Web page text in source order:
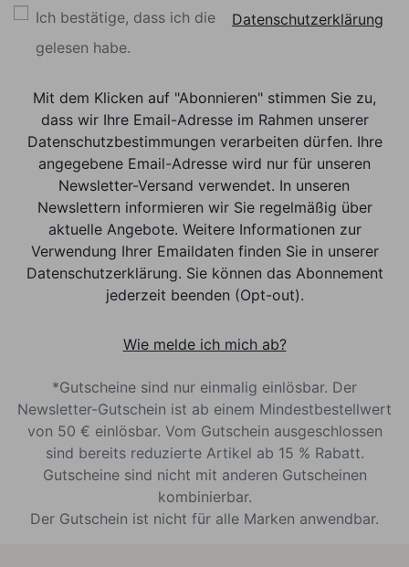
Ich bestätige, dass ich die
Datenschutzerklärung
gelesen habe.
Mit dem Klicken auf "Abonnieren" stimmen Sie zu,
dass wir Ihre Email-Adresse im Rahmen unserer
Datenschutzbestimmungen verarbeiten dürfen. Ihre
angegebene Email-Adresse wird nur für unseren
Newsletter-Versand verwendet. In unseren
Newslettern informieren wir Sie regelmäßig über
aktuelle Angebote. Weitere Informationen zur
Verwendung Ihrer Emaildaten finden Sie in unserer
Datenschutzerklärung. Sie können das Abonnement
jederzeit beenden (Opt-out).
Wie melde ich mich ab?
*Gutscheine sind nur einmalig einlösbar. Der
Newsletter-Gutschein ist ab einem Mindestbestellwert
von 50 € einlösbar. Vom Gutschein ausgeschlossen
sind bereits reduzierte Artikel ab 15 % Rabatt.
Gutscheine sind nicht mit anderen Gutscheinen
kombinierbar.
Der Gutschein ist nicht für alle Marken anwendbar.